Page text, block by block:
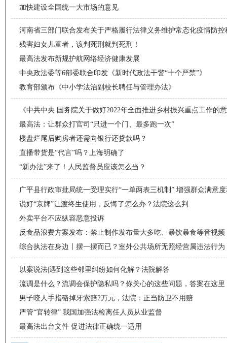
加快建设全国统一大市场的意见
河南省三部门联合发布关于严格履行法律义务维护常态化疫情防控
残害妇女儿童者，该判死刑就判死刑！
最高法发布新规护航网络经济健康发展
中央政法委等6部委联合印发《新时代政法干警“十个严禁”》
教育部颁布《中小学法治副校长聘任与管理办法》
《中共中央 国务院关于做好2022年全面推进乡村振兴重点工作的
最高法：让群众打官司“只进一个门、最多跑一次”
楼盘烂尾后购房者还需向银行还贷款吗？
直播带货是“代言”吗？上海明确了
“新办法”来了！人民监督员应该怎么当？
广平县行政审批局统一受理实行“一单两表三机制” 增强群众满意
说好“京牌”让渡终生使用，反悔了怎么办？法院这么判
外卖平台不应纵容恶意投诉
反食品浪费方案发布：禁止制作发布量大多吃、暴饮暴食等音视频
综合执法在身边丨摆一摆而已？室外公共场所无照经营属违法行为
以案说法|遇到这些邻里纠纷如何化解？法院解答
流调是什么？流调会保护隐私吗？你关心的这些问题，答案在这里
男子咬人手指硌掉牙索赔2万元，法院：正当防卫不用赔
严管“官转律” 我国加强法检离任人员从业监督
最高法出台文件 促进法律正确统一适用